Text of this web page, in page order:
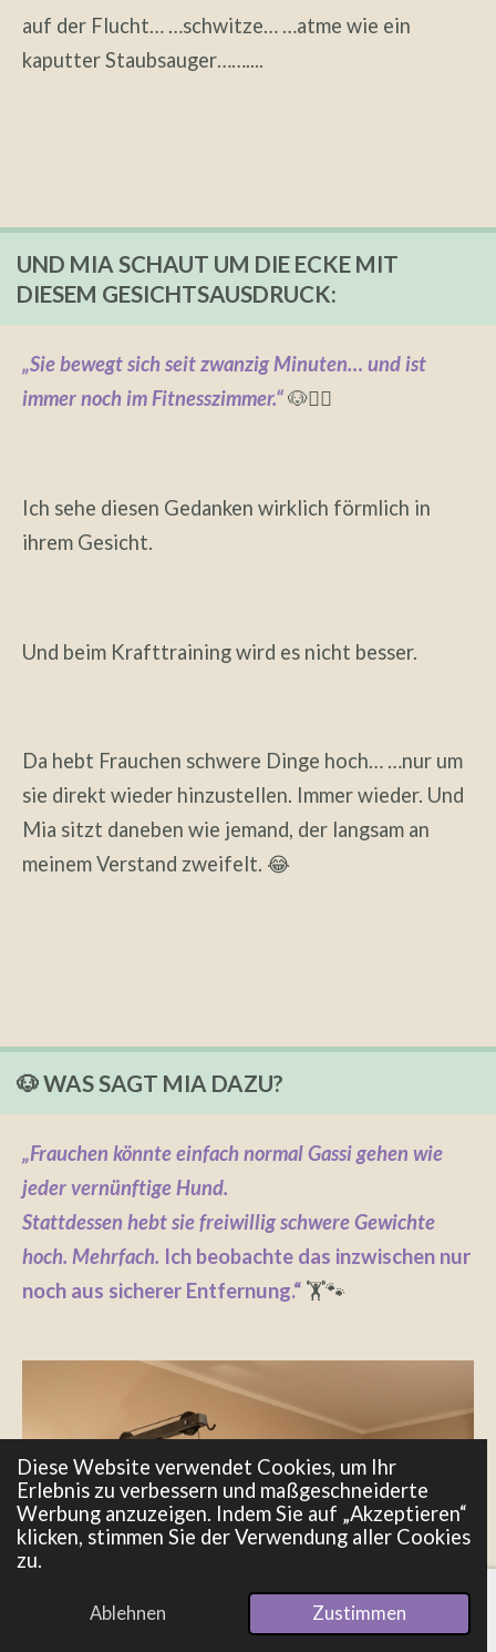
Diese Website verwendet Cookies, um Ihr
Erlebnis zu verbessern und maßgeschneiderte
Werbung anzuzeigen. Indem Sie auf „Akzeptieren“
klicken, stimmen Sie der Verwendung aller Cookies
zu.
Ablehnen Zustimmen
auf der Flucht… …schwitze… …atme wie ein
kaputter Staubsauger……....
UND MIA SCHAUT UM DIE ECKE MIT
DIESEM GESICHTSAUSDRUCK:
„Sie bewegt sich seit zwanzig Minuten… und ist
immer noch im Fitnesszimmer.“🐶🚣‍♀️
Ich sehe diesen Gedanken wirklich förmlich in
ihrem Gesicht.
Und beim Krafttraining wird es nicht besser.
Da hebt Frauchen schwere Dinge hoch… …nur um
sie direkt wieder hinzustellen. Immer wieder. Und
Mia sitzt daneben wie jemand, der langsam an
meinem Verstand zweifelt. 😂
🐶 WAS SAGT MIA DAZU?
„Frauchen könnte einfach normal Gassi gehen wie
jeder vernünftige Hund.
Stattdessen hebt sie freiwillig schwere Gewichte
hoch. Mehrfach. Ich beobachte das inzwischen nur
noch aus sicherer Entfernung.“ 🏋️🐾
E-Mail Pinterest